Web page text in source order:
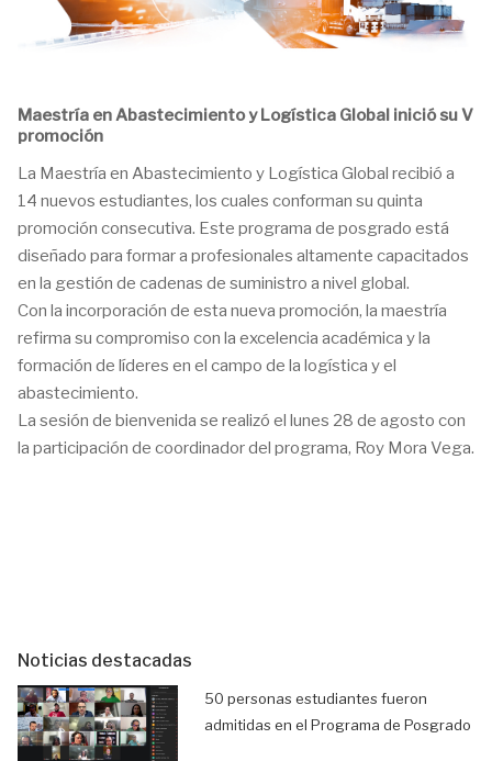
Maestría en Abastecimiento y Logística Global inició su V
promoción
La Maestría en Abastecimiento y Logística Global recibió a
14 nuevos estudiantes, los cuales conforman su quinta
promoción consecutiva. Este programa de posgrado está
diseñado para formar a profesionales altamente capacitados
en la gestión de cadenas de suministro a nivel global.
Con la incorporación de esta nueva promoción, la maestría
refirma su compromiso con la excelencia académica y la
formación de líderes en el campo de la logística y el
abastecimiento.
La sesión de bienvenida se realizó el lunes 28 de agosto con
la participación de coordinador del programa, Roy Mora Vega.
Noticias destacadas
50 personas estudiantes fueron
admitidas en el Programa de Posgrado